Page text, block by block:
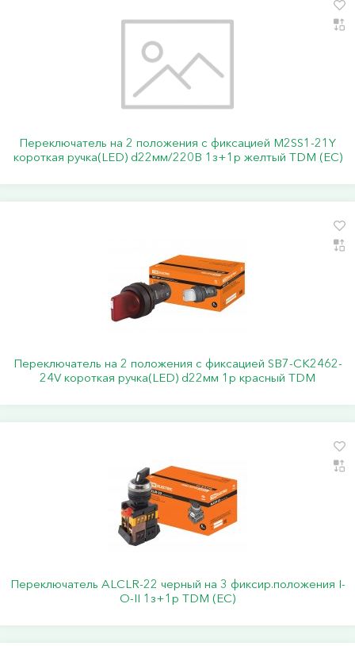
Переключатель на 2 положения с фиксацией M2SS1-21Y
короткая ручка(LED) d22мм/220B 1з+1р желтый TDM (ЕС)
Переключатель на 2 положения с фиксацией SB7-CK2462-
24V короткая ручка(LED) d22мм 1р красный TDM
Переключатель АLСLR-22 черный на 3 фиксир.положения I-
O-II 1з+1р TDM (ЕС)